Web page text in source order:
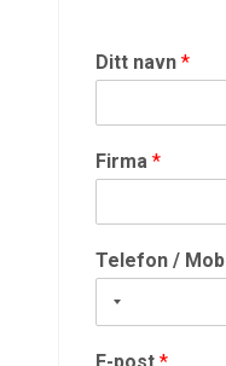
Ditt navn*
Firma*
Telefon /